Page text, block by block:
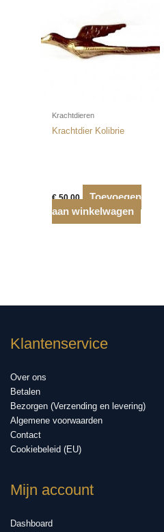
Krachtdieren
Krachtdier Kolibrie
€50,00
Toevoegen
aan winkelwagen
Klantenservice
Over ons
Betalen
Bezorgen (Verzending en levering)
Algemene voorwaarden
Contact
Cookiebeleid (EU)
Mijn account
Dashboard